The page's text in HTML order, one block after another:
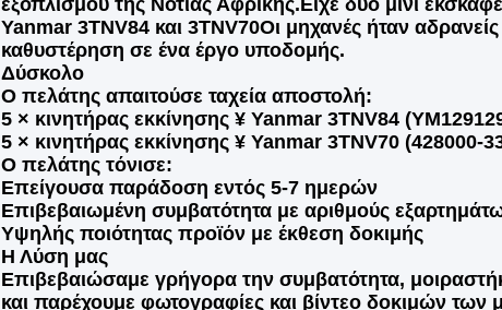
Yanmar 3TNV84 και 3TNV70Οι μηχανές ήταν
καθυστέρηση σε ένα έργο υποδομής.
Δύσκολο
Ο πελάτης απαιτούσε ταχεία αποστολή:
5 × κινητήρας εκκίνησης ¥ Yanmar 3TNV84
5 × κινητήρας εκκίνησης ¥ Yanmar 3TNV70 (428000-
Ο πελάτης τόνισε:
Επείγουσα παράδοση εντός 5-7 ημερών
Επιβεβαιωμένη συμβατότητα με αριθμούς
Υψηλής ποιότητας προϊόν με έκθεση δοκιμής
Η Λύση μας
Επιβεβαιώσαμε γρήγορα την συμβατότητα,
και παρέχουμε φωτογραφίες και βίντεο δοκιμών